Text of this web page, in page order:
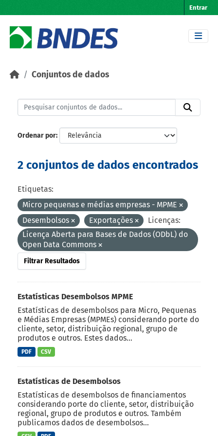
Entrar
Conjuntos de dados
Ordenar por
2 conjuntos de dados encontrados
Etiquetas:
Micro pequenas e médias empresas - MPME
Desembolsos
Exportações
Licenças:
Licença Aberta para Bases de Dados (ODbL) do
Open Data Commons
Filtrar Resultados
Estatísticas Desembolsos MPME
Estatísticas de desembolsos para Micro, Pequenas
e Médias Empresas (MPMEs) considerando porte do
cliente, setor, distribuição regional, grupo de
produtos e outros. Estes dados...
PDF CSV
Estatísticas de Desembolsos
Estatísticas de desembolsos de financiamentos
considerando porte do cliente, setor, distribuição
regional, grupo de produtos e outros. Também
publicamos dados de desembolsos...